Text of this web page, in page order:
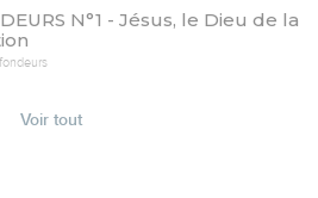
N°1 - Jésus, le Dieu de la
Voir tout